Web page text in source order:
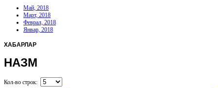
Май, 2018
Март, 2018
Феврал, 2018
Январ, 2018
ХАБАРЛАР
НАЗМ
Кол-во строк: